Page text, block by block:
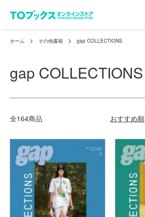
ホーム その他書籍 gap COLLECTIONS
gap COLLECTIONS
全164商品 おすすめ順